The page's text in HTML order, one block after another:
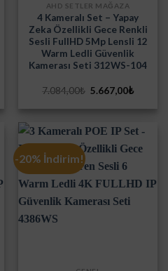
AHD SETLER MAĞAZA
4 Kameralı Set – Yapay
Zeka Özellikli Gece Renkli
Sesli FullHD 5Mp Lensli 12
Warm Ledli Güvenlik
Kamerası Seti 312WS-104
7.084,00₺ Orijinal
7.084,00₺.
5.667,00₺Şu
fiyat:
-20% İndirim!